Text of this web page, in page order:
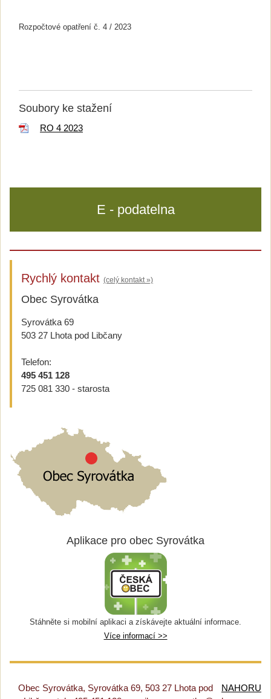
Rozpočtové opatření č. 4 / 2023
Soubory ke stažení
RO 4 2023
E - podatelna
Rychlý kontakt (celý kontakt »)
Obec Syrovátka
Syrovátka 69
503 27 Lhota pod Libčany
Telefon:
495 451 128
725 081 330 - starosta
Aplikace pro obec Syrovátka
Stáhněte si mobilní aplikaci a získávejte aktuální informace.
Více informací >>
NAHORU
Obec Syrovátka, Syrovátka 69, 503 27 Lhota pod